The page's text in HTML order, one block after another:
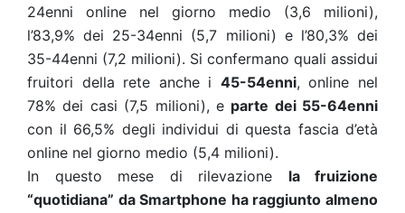
24enni online nel giorno medio (3,6 milioni),
l’83,9% dei 25-34enni (5,7 milioni) e l’80,3% dei
35-44enni (7,2 milioni). Si confermano quali assidui
fruitori della rete anche i 45-54enni, online nel
78% dei casi (7,5 milioni), e parte dei 55-64enni
con il 66,5% degli individui di questa fascia d’età
online nel giorno medio (5,4 milioni).
In questo mese di rilevazione la fruizione
“quotidiana” da Smartphone ha raggiunto almeno